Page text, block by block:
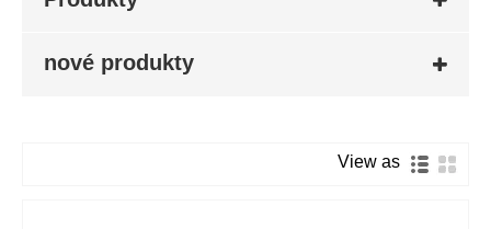
nové produkty
View as